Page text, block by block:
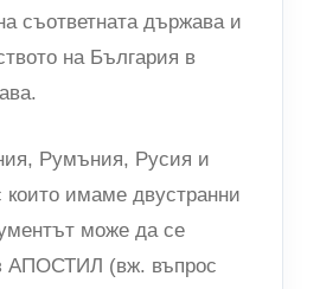
съответната държава и
на България в
Румъния, Русия и
които имаме двустранни
може да се
АПОСТИЛ (вж. въпрос